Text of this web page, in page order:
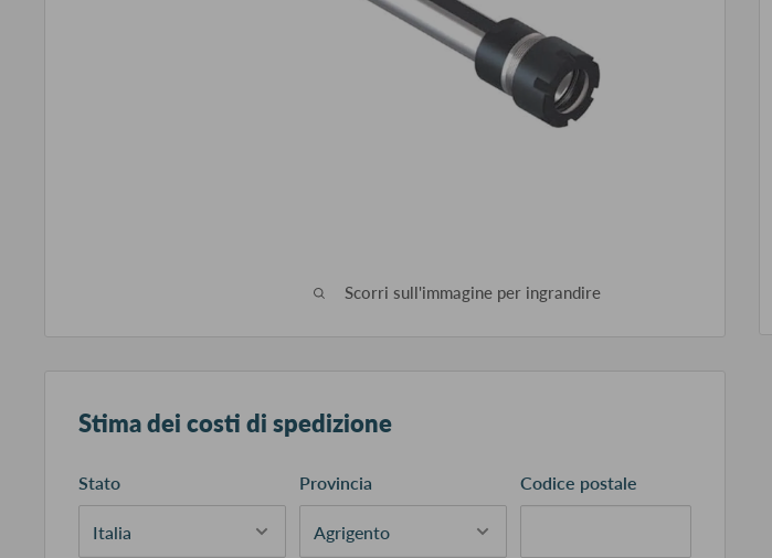
Scorri sull'immagine per ingrandire
Stima dei costi di spedizione
Stato Provincia Codice postale